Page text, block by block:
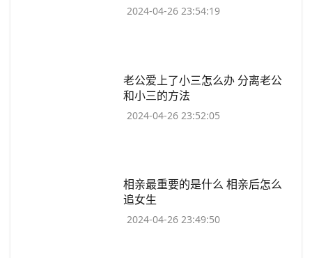
2024-04-26 23:54:19
​老公爱上了小三怎么办 分离老公
和小三的方法
2024-04-26 23:52:05
​相亲最重要的是什么 相亲后怎么
追女生
2024-04-26 23:49:50